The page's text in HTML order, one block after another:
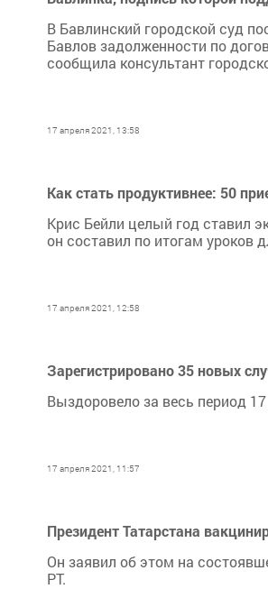
В Бавлинский городской суд
Бавлов задолженности по
сообщила консультант
17 апреля 2021, 13:58
Как стать продуктивнее: 50
Крис Бейли целый год ставил
он составил по итогам уроков
17 апреля 2021, 12:58
Зарегистрировано 35 новых
Выздоровело за весь период
17 апреля 2021, 11:57
Президент Татарстана
Он заявил об этом на
РТ.